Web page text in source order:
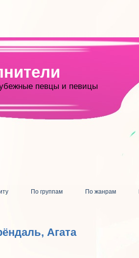
певцы и певицы
По группам По жанрам
Агата